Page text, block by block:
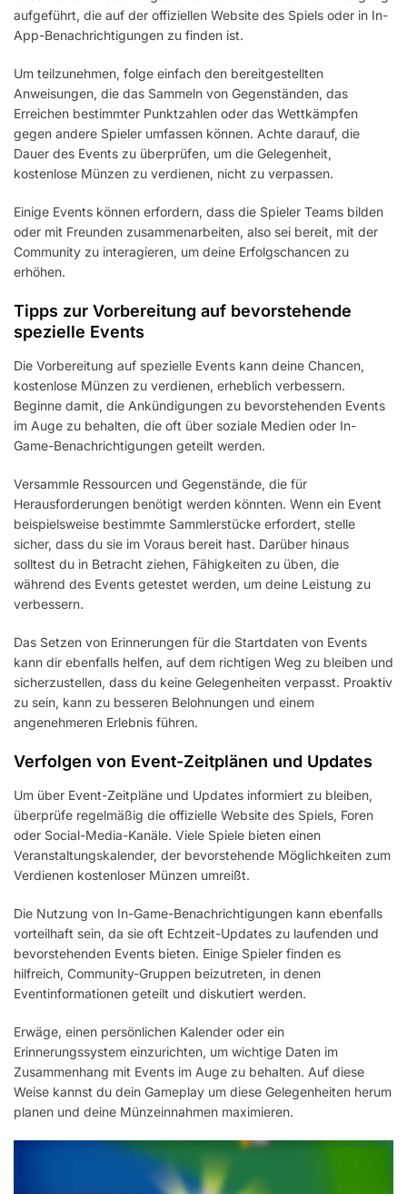
aufgeführt, die auf der offiziellen Website des Spiels oder in In-
App-Benachrichtigungen zu finden ist.
Um teilzunehmen, folge einfach den bereitgestellten
Anweisungen, die das Sammeln von Gegenständen, das
Erreichen bestimmter Punktzahlen oder das Wettkämpfen
gegen andere Spieler umfassen können. Achte darauf, die
Dauer des Events zu überprüfen, um die Gelegenheit,
kostenlose Münzen zu verdienen, nicht zu verpassen.
Einige Events können erfordern, dass die Spieler Teams bilden
oder mit Freunden zusammenarbeiten, also sei bereit, mit der
Community zu interagieren, um deine Erfolgschancen zu
erhöhen.
Tipps zur Vorbereitung auf bevorstehende
spezielle Events
Die Vorbereitung auf spezielle Events kann deine Chancen,
kostenlose Münzen zu verdienen, erheblich verbessern.
Beginne damit, die Ankündigungen zu bevorstehenden Events
im Auge zu behalten, die oft über soziale Medien oder In-
Game-Benachrichtigungen geteilt werden.
Versammle Ressourcen und Gegenstände, die für
Herausforderungen benötigt werden könnten. Wenn ein Event
beispielsweise bestimmte Sammlerstücke erfordert, stelle
sicher, dass du sie im Voraus bereit hast. Darüber hinaus
solltest du in Betracht ziehen, Fähigkeiten zu üben, die
während des Events getestet werden, um deine Leistung zu
verbessern.
Das Setzen von Erinnerungen für die Startdaten von Events
kann dir ebenfalls helfen, auf dem richtigen Weg zu bleiben und
sicherzustellen, dass du keine Gelegenheiten verpasst. Proaktiv
zu sein, kann zu besseren Belohnungen und einem
angenehmeren Erlebnis führen.
Verfolgen von Event-Zeitplänen und Updates
Um über Event-Zeitpläne und Updates informiert zu bleiben,
überprüfe regelmäßig die offizielle Website des Spiels, Foren
oder Social-Media-Kanäle. Viele Spiele bieten einen
Veranstaltungskalender, der bevorstehende Möglichkeiten zum
Verdienen kostenloser Münzen umreißt.
Die Nutzung von In-Game-Benachrichtigungen kann ebenfalls
vorteilhaft sein, da sie oft Echtzeit-Updates zu laufenden und
bevorstehenden Events bieten. Einige Spieler finden es
hilfreich, Community-Gruppen beizutreten, in denen
Eventinformationen geteilt und diskutiert werden.
Erwäge, einen persönlichen Kalender oder ein
Erinnerungssystem einzurichten, um wichtige Daten im
Zusammenhang mit Events im Auge zu behalten. Auf diese
Weise kannst du dein Gameplay um diese Gelegenheiten herum
planen und deine Münzeinnahmen maximieren.